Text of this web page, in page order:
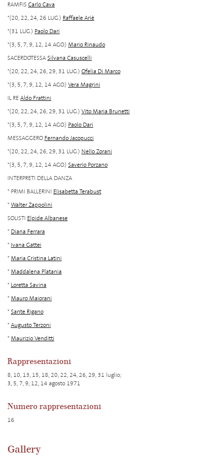
RAMFISCarlo Cava
*(20, 22, 24, 26 LUG.) Raffaele Ariè
*(31 LUG.) Paolo Dari
*(3, 5, 7, 9, 12, 14 AGO.) Mario Rinaudo
SACERDOTESSASilvana Casuscelli
*(20, 22, 24, 26, 29, 31 LUG.) Ofelia Di Marco
*(3, 5, 7, 9, 12, 14 AGO.) Vera Magrini
IL REAldo Frattini
*(20, 22, 24, 26, 29, 31 LUG.) Vito Maria Brunetti
*(3, 5, 7, 9, 12, 14 AGO.) Paolo Dari
MESSAGGERO Fernando Jacopucci
*(20, 22, 24, 26, 29, 31 LUG.) Nello Zorani
*(3, 5, 7, 9, 12, 14 AGO.) Saverio Porzano
INTERPRETI DELLA DANZA
* PRIMI BALLERINI Elisabetta Terabust
*Walter Zappolini
SOLISTI Elpide Albanese
* Diana Ferrara
* Ivana Gattei
*Maria Cristina Latini
*Maddalena Platania
* Loretta Savina
*Mauro Maiorani
*Sante Rigano
*Augusto Terzoni
*Maurizio Venditti
Rappresentazioni
8, 10, 13, 15, 18, 20, 22, 24, 26, 29, 31 luglio;
3, 5, 7, 9, 12, 14 agosto 1971
Numero rappresentazioni
16
Gallery